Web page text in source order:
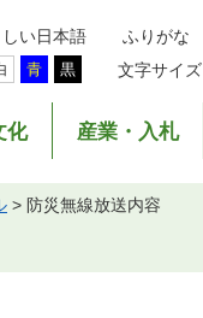
い日本語 ふりがな
青 黒 文字サイズ
化 産業・入札
> 防災無線放送内容